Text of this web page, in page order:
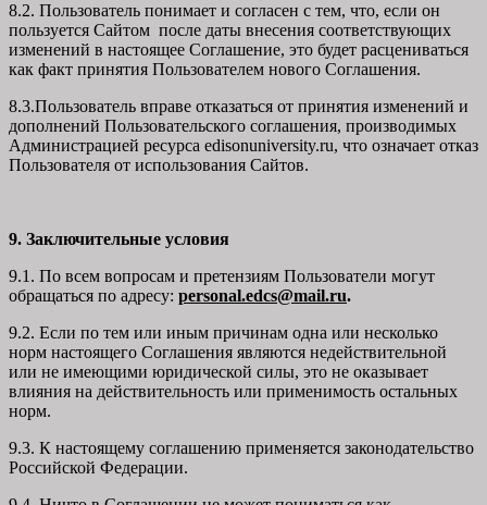
8.2. Пользователь понимает и согласен с тем, что, если он
пользуется Сайтом после даты внесения соответствующих
изменений в настоящее Соглашение, это будет расцениваться
как факт принятия Пользователем нового Соглашения.
8.3.Пользователь вправе отказаться от принятия изменений и
дополнений Пользовательского соглашения, производимых
Администрацией ресурса edisonuniversity.ru, что означает отказ
Пользователя от использования Сайтов.
9. Заключительные условия
9.1. По всем вопросам и претензиям Пользователи могут
обращаться по адресу: personal.edcs@mail.ru.
9.2. Если по тем или иным причинам одна или несколько
норм настоящего Соглашения являются недействительной
или не имеющими юридической силы, это не оказывает
влияния на действительность или применимость остальных
норм.
9.3. К настоящему соглашению применяется законодательство
Российской Федерации.